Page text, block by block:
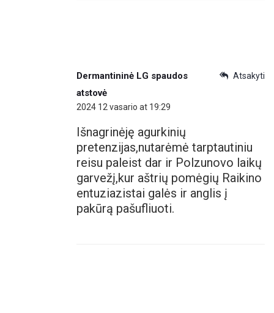
Atsakyti
Dermantininė LG spaudos
atstovė
2024 12 vasario at 19:29
Išnagrinėję agurkinių
pretenzijas,nutarėmė tarptautiniu
reisu paleist dar ir Polzunovo laikų
garvežį,kur aštrių pomėgių Raikino
entuziazistai galės ir anglis į
pakūrą pašufliuoti.